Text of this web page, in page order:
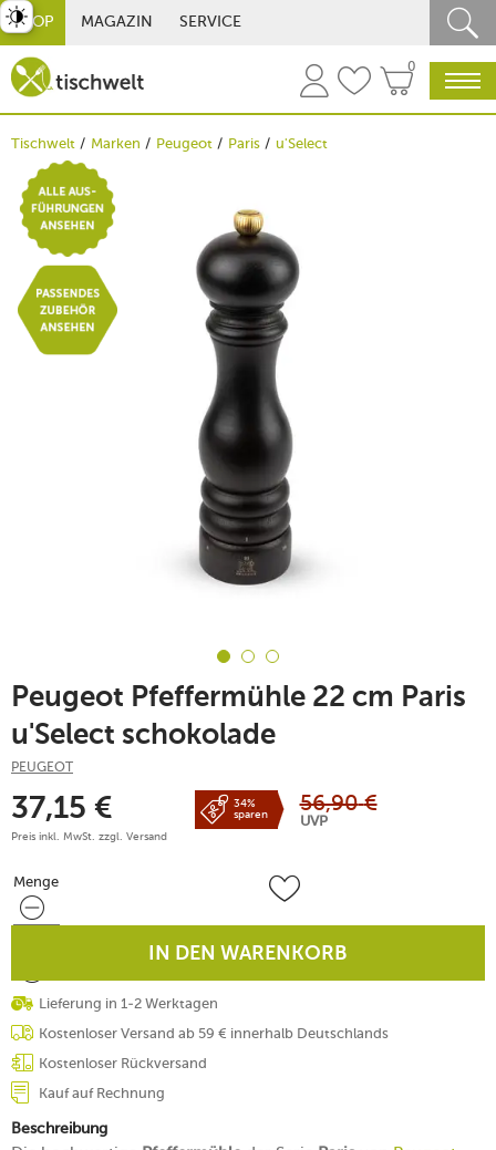
SHOP MAGAZIN SERVICE
0
Tischwelt Marken Peugeot Paris u'Select
Peugeot Pfeffermühle 22 cm Paris
u'Select schokolade
PEUGEOT
37,15 €
Preis inkl. MwSt. zzgl. Versand
34%
sparen
56,90 €
UVP
Menge
Menge
IN DEN WARENKORB
Lieferung in 1-2 Werktagen
Kostenloser Versand ab 59 € innerhalb Deutschlands
Kostenloser Rückversand
Kauf auf Rechnung
Beschreibung
umschalten